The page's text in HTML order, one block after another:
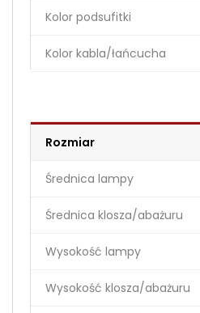
Kolor podsufitki
Kolor kabla/łańcucha
Rozmiar
Średnica lampy
Średnica klosza/abażuru
Wysokość lampy
Wysokość klosza/abażuru